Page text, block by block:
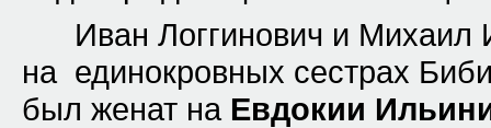
Иван Логгинович и
на единокровных сестрах
был женат на Евдокии